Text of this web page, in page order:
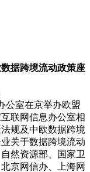
据跨境流动政策座
公室在京举办欧盟
联网信息办公室相
规及中欧数据跨境
关于数据跨境流动
然资源部、国家卫
京网信办、上海网